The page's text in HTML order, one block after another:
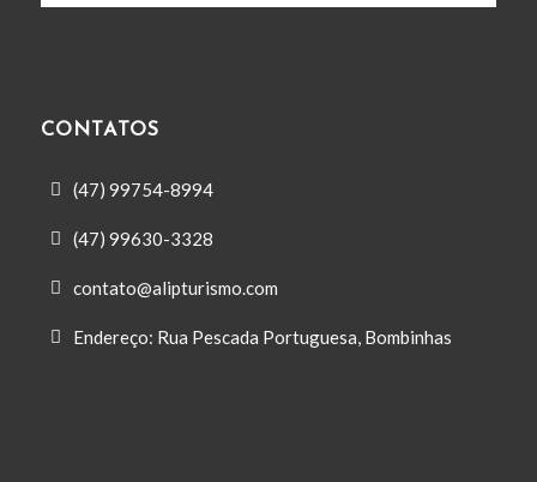
CONTATOS
(47) 99754-8994
(47) 99630-3328
contato@alipturismo.com
Endereço: Rua Pescada Portuguesa, Bombinhas